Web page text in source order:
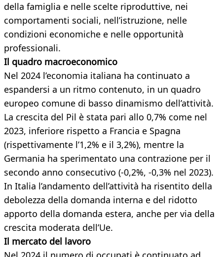
della famiglia e nelle scelte riproduttive, nei
comportamenti sociali, nell’istruzione, nelle
condizioni economiche e nelle opportunità
professionali.
Il quadro macroeconomico
Nel 2024 l’economia italiana ha continuato a
espandersi a un ritmo contenuto, in un quadro
europeo comune di basso dinamismo dell’attività.
La crescita del Pil è stata pari allo 0,7% come nel
2023, inferiore rispetto a Francia e Spagna
(rispettivamente l’1,2% e il 3,2%), mentre la
Germania ha sperimentato una contrazione per il
secondo anno consecutivo (-0,2%, -0,3% nel 2023).
In Italia l’andamento dell’attività ha risentito della
debolezza della domanda interna e del ridotto
apporto della domanda estera, anche per via della
crescita moderata dell’Ue.
Il mercato del lavoro